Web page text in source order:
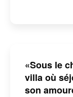
«Sous le
villa où
son